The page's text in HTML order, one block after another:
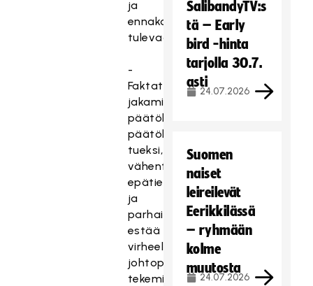
ja
ennakoimaan
tulevaa.
-
Faktatiedon
jakaminen
päätöksentekijöiden
päätöksenteon
tueksi,
vähentää
epätietoisuutta
ja
parhaimmillaan
estää
virheellisten
johtopäätösten
tekemisen
SalibandyTV:s
tä – Early
bird -hinta
tarjolla 30.7.
asti
24.07.2026
Suomen
naiset
leireilevät
Eerikkilässä
– ryhmään
kolme
muutosta
24.07.2026